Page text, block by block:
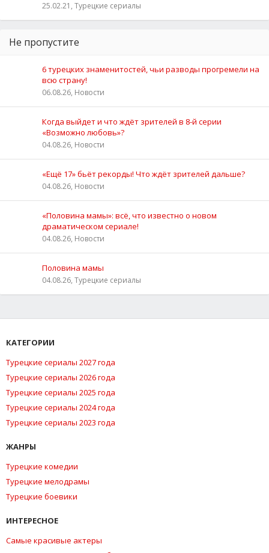
25.02.21, Турецкие сериалы
Не пропустите
6 турецких знаменитостей, чьи разводы прогремели на
всю страну!
06.08.26, Новости
Когда выйдет и что ждёт зрителей в 8-й серии
«Возможно любовь»?
04.08.26, Новости
«Ещё 17» бьёт рекорды! Что ждёт зрителей дальше?
04.08.26, Новости
«Половина мамы»: всё, что известно о новом
драматическом сериале!
04.08.26, Новости
Половина мамы
04.08.26, Турецкие сериалы
КАТЕГОРИИ
Турецкие сериалы 2027 года
Турецкие сериалы 2026 года
Турецкие сериалы 2025 года
Турецкие сериалы 2024 года
Турецкие сериалы 2023 года
ЖАНРЫ
Турецкие комедии
Турецкие мелодрамы
Турецкие боевики
ИНТЕРЕСНОЕ
Самые красивые актеры